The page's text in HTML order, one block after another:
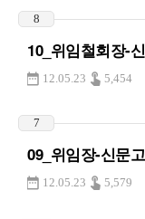
8
10_위임철회장-
12.05.23 5,454
7
09_위임장-신문
12.05.23 5,579